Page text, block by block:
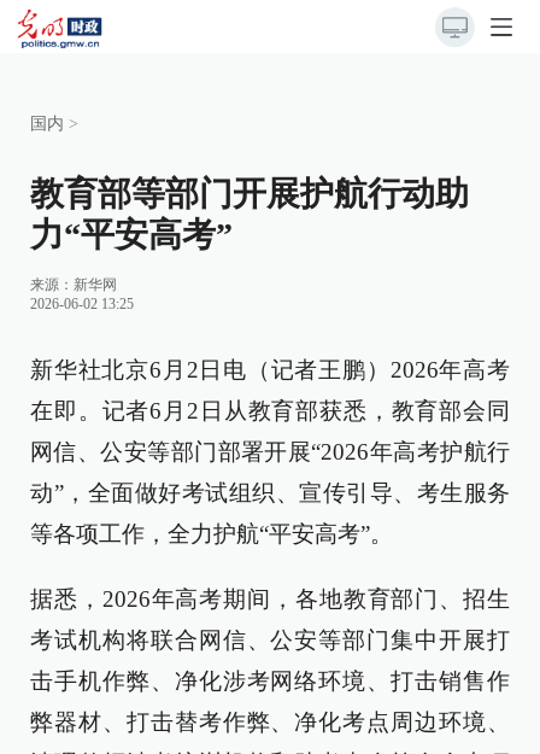
国内 >
教育部等部门开展护航行动助
力“平安高考”
来源： 新华网
2026-06-02 13:25
新华社北京6月2日电（记者王鹏）2026年高考
在即。记者6月2日从教育部获悉，教育部会同
网信、公安等部门部署开展“2026年高考护航行
动”，全面做好考试组织、宣传引导、考生服务
等各项工作，全力护航“平安高考”。
据悉，2026年高考期间，各地教育部门、招生
考试机构将联合网信、公安等部门集中开展打
击手机作弊、净化涉考网络环境、打击销售作
弊器材、打击替考作弊、净化考点周边环境、